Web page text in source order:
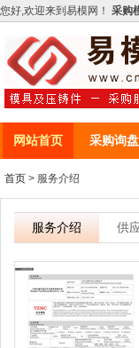
您好,欢迎来到易模网！ 采购
网站首页 采购询盘
首页 > 服务介绍
服务介绍 供